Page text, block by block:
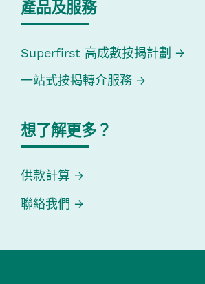
產品及服務
Superfirst 高成數按揭計劃
一站式按揭轉介服務
想了解更多？
供款計算
聯絡我們